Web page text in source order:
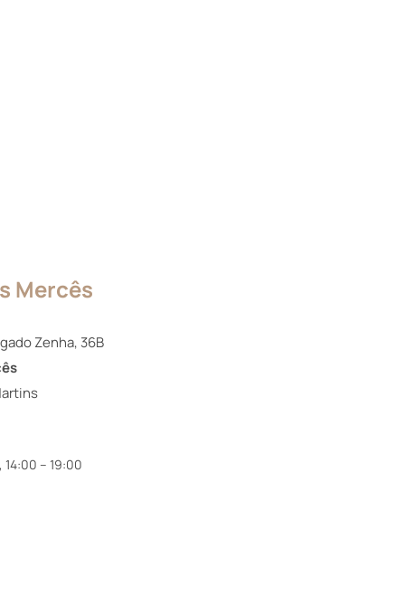
Mercês
Zenha, 36B
14:00 – 19:00